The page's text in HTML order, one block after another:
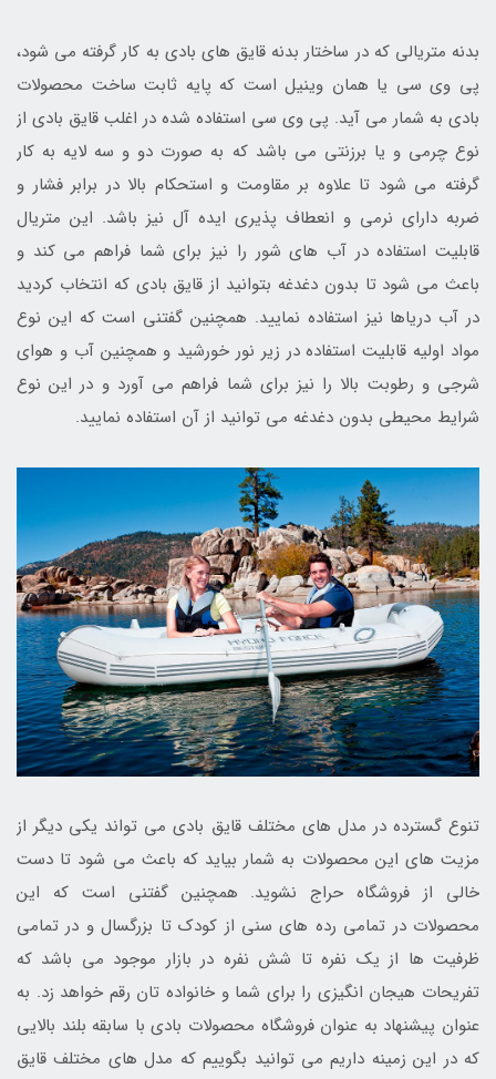
بدنه متریالی که در ساختار بدنه قایق های بادی به کار گرفته می شود،
پی وی سی یا همان وینیل است که پایه ثابت ساخت محصولات
بادی به شمار می آید. پی وی سی استفاده شده در اغلب قایق بادی از
نوع چرمی و یا برزنتی می باشد که به صورت دو و سه لایه به کار
گرفته می شود تا علاوه بر مقاومت و استحکام بالا در برابر فشار و
ضربه دارای نرمی و انعطاف پذیری ایده آل نیز باشد. این متریال
قابلیت استفاده در آب های شور را نیز برای شما فراهم می کند و
باعث می شود تا بدون دغدغه بتوانید از قایق بادی که انتخاب کردید
در آب دریاها نیز استفاده نمایید. همچنین گفتنی است که این نوع
مواد اولیه قابلیت استفاده در زیر نور خورشید و همچنین آب و هوای
شرجی و رطوبت بالا را نیز برای شما فراهم می آورد و در این نوع
شرایط محیطی بدون دغدغه می توانید از آن استفاده نمایید.
تنوع گسترده در مدل های مختلف قایق بادی می تواند یکی دیگر از
مزیت های این محصولات به شمار بیاید که باعث می شود تا دست
خالی از فروشگاه حراج نشوید. همچنین گفتنی است که این
محصولات در تمامی رده های سنی از کودک تا بزرگسال و در تمامی
ظرفیت ها از یک نفره تا شش نفره در بازار موجود می باشد که
تفریحات هیجان انگیزی را برای شما و خانواده تان رقم خواهد زد. به
عنوان پیشنهاد به عنوان فروشگاه محصولات بادی با سابقه بلند بالایی
که در این زمینه داریم می توانید بگوییم که مدل های مختلف قایق